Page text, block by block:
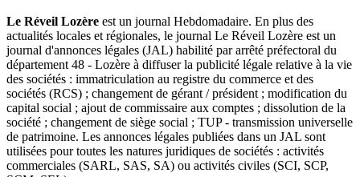
Le Réveil Lozère est un journal Hebdomadaire. En plus des
actualités locales et régionales, le journal Le Réveil Lozère est un
journal d'annonces légales (JAL) habilité par arrêté préfectoral du
département 48 - Lozère à diffuser la publicité légale relative à la vie
des sociétés : immatriculation au registre du commerce et des
sociétés (RCS) ; changement de gérant / président ; modification du
capital social ; ajout de commissaire aux comptes ; dissolution de la
société ; changement de siège social ; TUP - transmission universelle
de patrimoine. Les annonces légales publiées dans un JAL sont
utilisées pour toutes les natures juridiques de sociétés : activités
commerciales (SARL, SAS, SA) ou activités civiles (SCI, SCP,